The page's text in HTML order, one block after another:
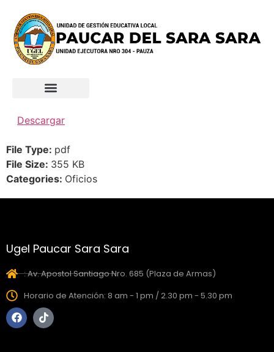
Descargar
File Type: pdf
File Size: 355 KB
Categories: Oficios
Ugel Paucar Sara Sara
: Av. Apostol Santiago Nro. 685 (Plaza de Armas)
Horario de Atención: 8 am - 1 pm / 2.30 pm - 5.30 pm